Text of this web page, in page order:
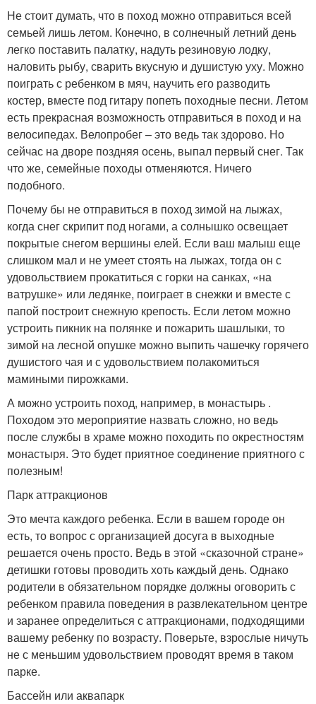
Не стоит думать, что в поход можно отправиться всей
семьей лишь летом. Конечно, в солнечный летний день
легко поставить палатку, надуть резиновую лодку,
наловить рыбу, сварить вкусную и душистую уху. Можно
поиграть с ребенком в мяч, научить его разводить
костер, вместе под гитару попеть походные песни. Летом
есть прекрасная возможность отправиться в поход и на
велосипедах. Велопробег – это ведь так здорово. Но
сейчас на дворе поздняя осень, выпал первый снег. Так
что же, семейные походы отменяются. Ничего
подобного.
Почему бы не отправиться в поход зимой на лыжах,
когда снег скрипит под ногами, а солнышко освещает
покрытые снегом вершины елей. Если ваш малыш еще
слишком мал и не умеет стоять на лыжах, тогда он с
удовольствием прокатиться с горки на санках, «на
ватрушке» или ледянке, поиграет в снежки и вместе с
папой построит снежную крепость. Если летом можно
устроить пикник на полянке и пожарить шашлыки, то
зимой на лесной опушке можно выпить чашечку горячего
душистого чая и с удовольствием полакомиться
мамиными пирожками.
А можно устроить поход, например, в монастырь .
Походом это мероприятие назвать сложно, но ведь
после службы в храме можно походить по окрестностям
монастыря. Это будет приятное соединение приятного с
полезным!
Парк аттракционов
Это мечта каждого ребенка. Если в вашем городе он
есть, то вопрос с организацией досуга в выходные
решается очень просто. Ведь в этой «сказочной стране»
детишки готовы проводить хоть каждый день. Однако
родители в обязательном порядке должны оговорить с
ребенком правила поведения в развлекательном центре
и заранее определиться с аттракционами, подходящими
вашему ребенку по возрасту. Поверьте, взрослые ничуть
не с меньшим удовольствием проводят время в таком
парке.
Бассейн или аквапарк